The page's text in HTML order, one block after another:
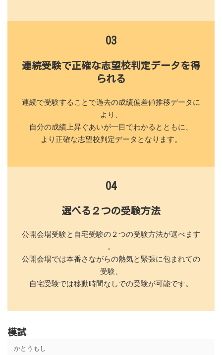
03
連続受験で正確な志望校判定データを得
られる
連続で受験することで過去の成績偏差値推移データに
より、
自分の成績上昇ぐあいが一目でわかるとともに、
より正確な志望校判定データとなります。
04
選べる２つの受験方法
公開会場受験と自宅受験の２つの受験方法が選べます
。
公開会場では本番さながらの熱気と緊張に包まれての
受験、
自宅受験では移動時間なしでの受験が可能です。
模試
かとうもし